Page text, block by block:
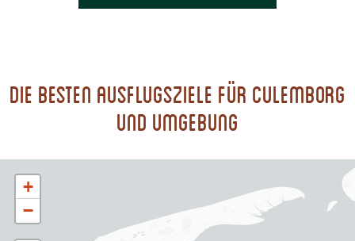
Die besten Ausflugsziele für Culemborg
und Umgebung
+
−